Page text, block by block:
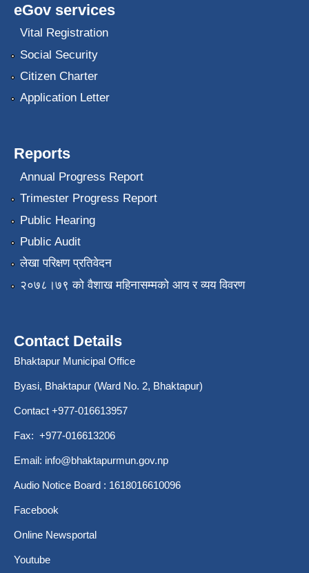
eGov services
Vital Registration
Social Security
Citizen Charter
Application Letter
Reports
Annual Progress Report
Trimester Progress Report
Public Hearing
Public Audit
लेखा परिक्षण प्रतिवेदन
२०७८।७९ को वैशाख महिनासम्मको आय र व्यय विवरण
Contact Details
Bhaktapur Municipal Office
Byasi, Bhaktapur (Ward No. 2, Bhaktapur)
Contact +977-016613957
Fax: +977-016613206
Email: info@bhaktapurmun.gov.np
Audio Notice Board : 1618016610096
Facebook
Online Newsportal
Youtube